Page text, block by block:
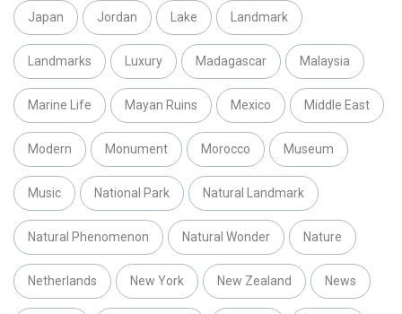
Japan Jordan Lake Landmark
Landmarks Luxury Madagascar Malaysia
Marine Life Mayan Ruins Mexico Middle East
Modern Monument Morocco Museum
Music National Park Natural Landmark
Natural Phenomenon Natural Wonder Nature
Netherlands New York New Zealand News